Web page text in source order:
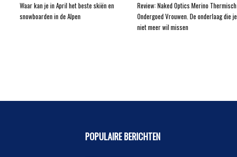
Waar kan je in April het beste skiën en
snowboarden in de Alpen
Review: Naked Optics Merino Thermisch
Ondergoed Vrouwen. De onderlaag die je
niet meer wil missen
POPULAIRE BERICHTEN